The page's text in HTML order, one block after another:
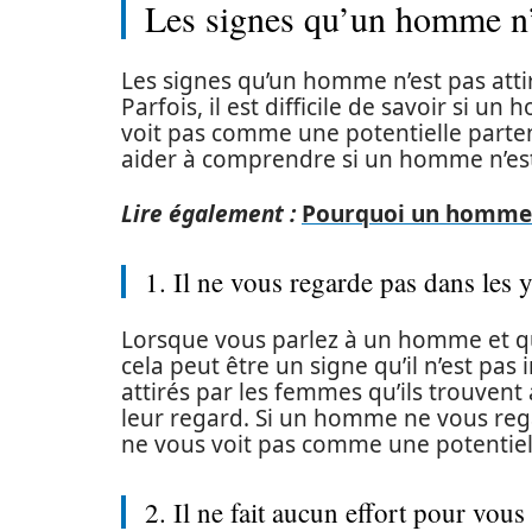
Les signes qu’un homme
Les signes qu’un homme n’est pas
Parfois, il est difficile de savoir si un
voit pas comme une potentielle
aider à comprendre si un homme
Lire également : Pourquoi un
1. Il ne vous regarde pas dans les
Lorsque vous parlez à un homme et
cela peut être un signe qu’il n’est
attirés par les femmes qu’ils
leur regard. Si un homme ne vous
ne vous voit pas comme une
2. Il ne fait aucun effort pour vous